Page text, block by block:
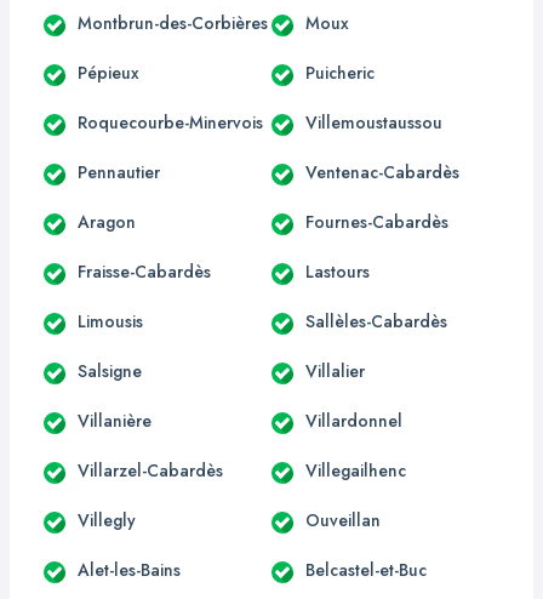
Montbrun-des-Corbières Moux
Pépieux Puicheric
Roquecourbe-Minervois Villemoustaussou
Pennautier Ventenac-Cabardès
Aragon Fournes-Cabardès
Fraisse-Cabardès Lastours
Limousis Sallèles-Cabardès
Salsigne Villalier
Villanière Villardonnel
Villarzel-Cabardès Villegailhenc
Villegly Ouveillan
Alet-les-Bains Belcastel-et-Buc